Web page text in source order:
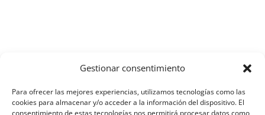
Gestionar consentimiento
Para ofrecer las mejores experiencias, utilizamos tecnologías como las
cookies para almacenar y/o acceder a la información del dispositivo. El
consentimiento de estas tecnologías nos permitirá procesar datos como
Aviso Legal y Protección de Datos